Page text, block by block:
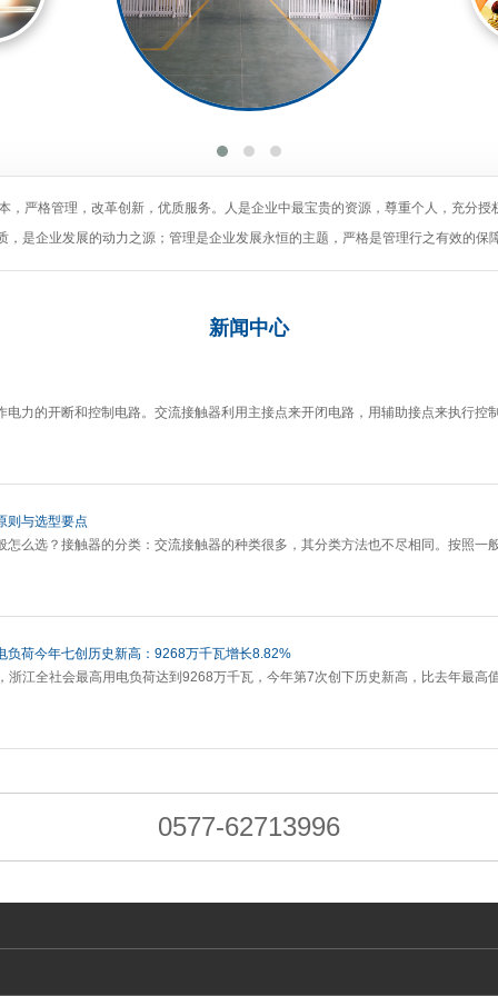
，严格管理，改革创新，优质服务。人是企业中最宝贵的资源，尊重个人，充分授
，是企业发展的动力之源；管理是企业发展永恒的主题，严格是管理行之有效的保
新闻 中心
电力的开断和控制电路。交流接触器利用主接点来开闭电路，用辅助接点来执行控
则与选型要点
怎么选？接触器的分类：交流接触器的种类很多，其分类方法也不尽相同。按照一
负荷今年七创历史新高：9268万千瓦增长8.82%
浙江全社会最高用电负荷达到9268万千瓦，今年第7次创下历史新高，比去年最高
0577-62713996